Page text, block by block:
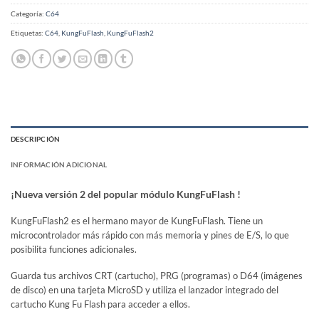
Categoría: C64
Etiquetas: C64 KungFuFlash KungFuFlash2
DESCRIPCIÓN
INFORMACIÓN ADICIONAL
¡Nueva versión 2 del popular módulo KungFuFlash !
KungFuFlash2 es el hermano mayor de KungFuFlash. Tiene un
microcontrolador más rápido con más memoria y pines de E/S, lo que
posibilita funciones adicionales.
Guarda tus archivos CRT (cartucho), PRG (programas) o D64 (imágenes
de disco) en una tarjeta MicroSD y utiliza el lanzador integrado del
cartucho Kung Fu Flash para acceder a ellos.